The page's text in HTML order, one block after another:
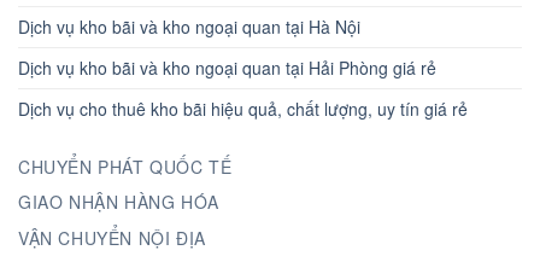
Dịch vụ kho bãi và kho ngoại quan tại Hà Nội
Dịch vụ kho bãi và kho ngoại quan tại Hải Phòng giá rẻ
Dịch vụ cho thuê kho bãi hiệu quả, chất lượng, uy tín giá rẻ
CHUYỂN PHÁT QUỐC TẾ
GIAO NHẬN HÀNG HÓA
VẬN CHUYỂN NỘI ĐỊA